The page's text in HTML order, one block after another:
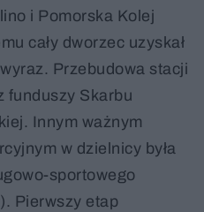
i Pomorska Kolej
cały dworzec uzyskał
Przebudowa stacji
funduszy Skarbu
Innym ważnym
w dzielnicy była
sportowego
Pierwszy etap